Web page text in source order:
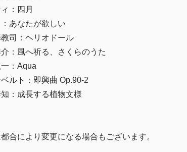
ィ：四月
あなたが欲しい
教司：ヘリオドール
：風へ祈る、さくらのうた
：Aqua
ルト：即興曲 Op.90-2
：成長する植物文様
合により変更になる場合もございます。